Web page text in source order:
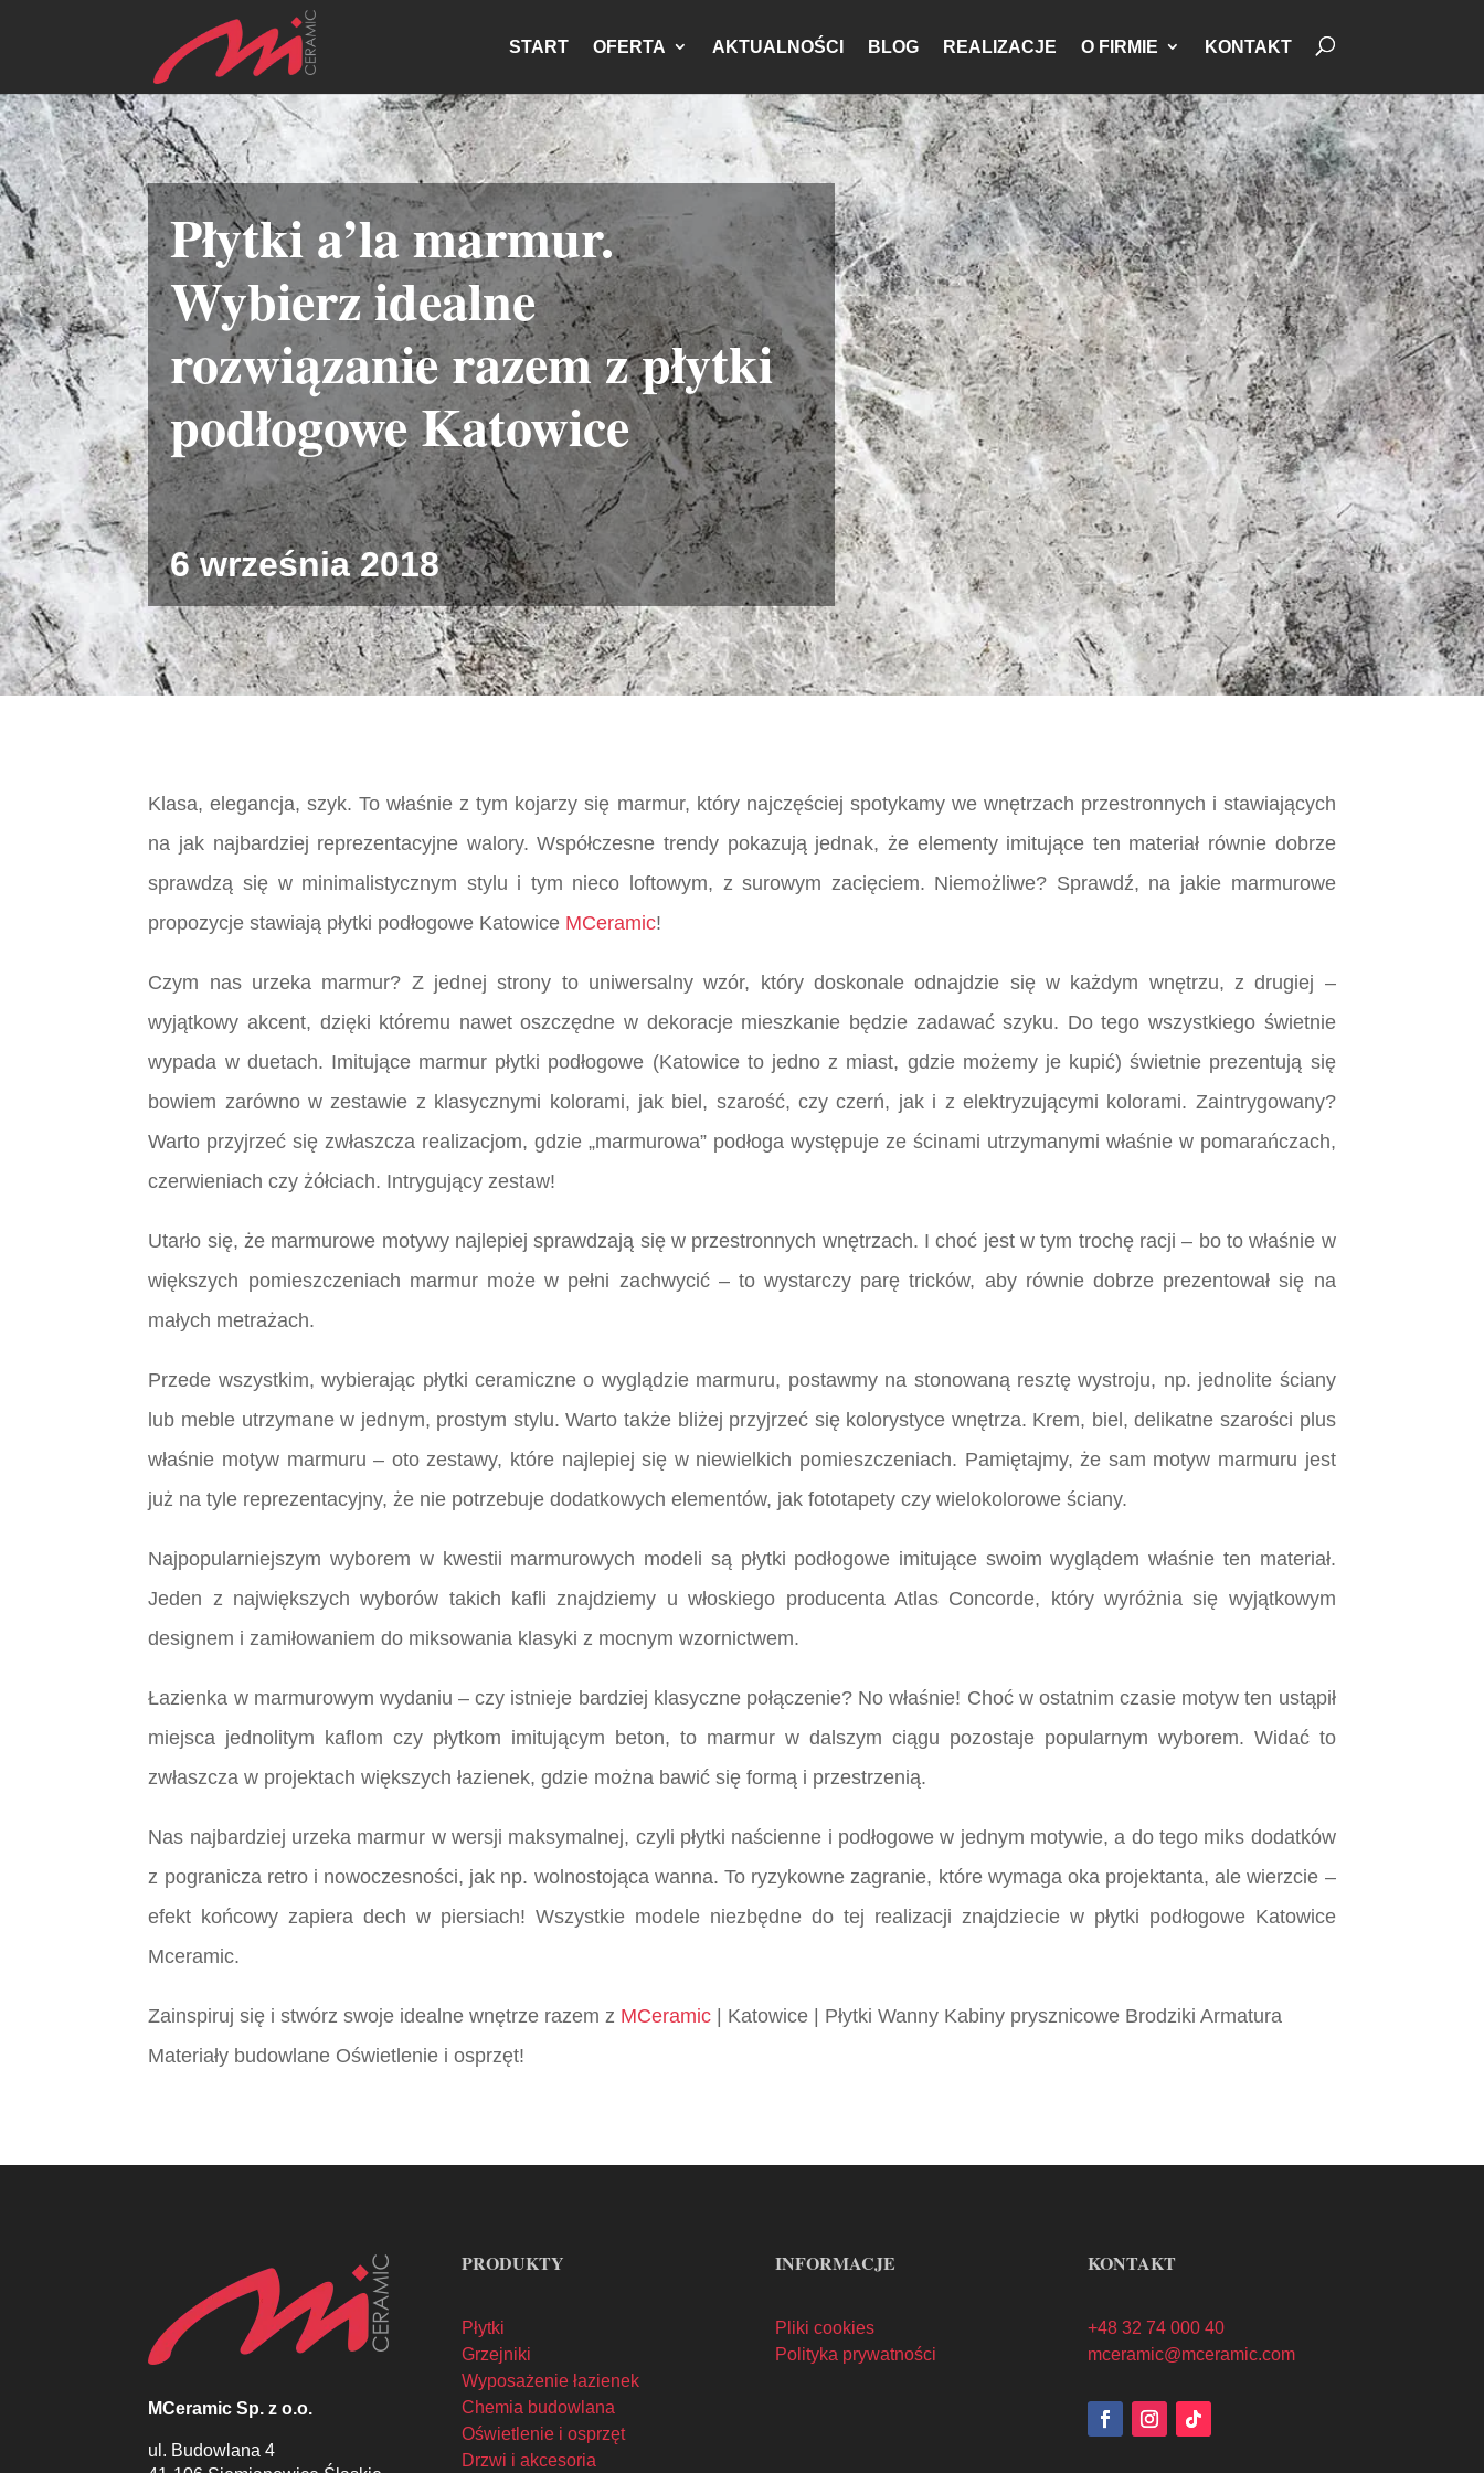
START OFERTA AKTUALNOŚCI BLOG REALIZACJE O FIRMIE KONTAKT
Płytki a’la marmur.
Wybierz idealne
rozwiązanie razem z płytki
podłogowe Katowice
6 września 2018
Klasa, elegancja, szyk. To właśnie z tym kojarzy się marmur, który najczęściej spotykamy we wnętrzach przestronnych i stawiających
na jak najbardziej reprezentacyjne walory. Współczesne trendy pokazują jednak, że elementy imitujące ten materiał równie dobrze
sprawdzą się w minimalistycznym stylu i tym nieco loftowym, z surowym zacięciem. Niemożliwe? Sprawdź, na jakie marmurowe
propozycje stawiają płytki podłogowe Katowice MCeramic!
Czym nas urzeka marmur? Z jednej strony to uniwersalny wzór, który doskonale odnajdzie się w każdym wnętrzu, z drugiej –
wyjątkowy akcent, dzięki któremu nawet oszczędne w dekoracje mieszkanie będzie zadawać szyku. Do tego wszystkiego świetnie
wypada w duetach. Imitujące marmur płytki podłogowe (Katowice to jedno z miast, gdzie możemy je kupić) świetnie prezentują się
bowiem zarówno w zestawie z klasycznymi kolorami, jak biel, szarość, czy czerń, jak i z elektryzującymi kolorami. Zaintrygowany?
Warto przyjrzeć się zwłaszcza realizacjom, gdzie „marmurowa” podłoga występuje ze ścinami utrzymanymi właśnie w pomarańczach,
czerwieniach czy żółciach. Intrygujący zestaw!
Utarło się, że marmurowe motywy najlepiej sprawdzają się w przestronnych wnętrzach. I choć jest w tym trochę racji – bo to właśnie w
większych pomieszczeniach marmur może w pełni zachwycić – to wystarczy parę tricków, aby równie dobrze prezentował się na
małych metrażach.
Przede wszystkim, wybierając płytki ceramiczne o wyglądzie marmuru, postawmy na stonowaną resztę wystroju, np. jednolite ściany
lub meble utrzymane w jednym, prostym stylu. Warto także bliżej przyjrzeć się kolorystyce wnętrza. Krem, biel, delikatne szarości plus
właśnie motyw marmuru – oto zestawy, które najlepiej się w niewielkich pomieszczeniach. Pamiętajmy, że sam motyw marmuru jest
już na tyle reprezentacyjny, że nie potrzebuje dodatkowych elementów, jak fototapety czy wielokolorowe ściany.
Najpopularniejszym wyborem w kwestii marmurowych modeli są płytki podłogowe imitujące swoim wyglądem właśnie ten materiał.
Jeden z największych wyborów takich kafli znajdziemy u włoskiego producenta Atlas Concorde, który wyróżnia się wyjątkowym
designem i zamiłowaniem do miksowania klasyki z mocnym wzornictwem.
Łazienka w marmurowym wydaniu – czy istnieje bardziej klasyczne połączenie? No właśnie! Choć w ostatnim czasie motyw ten ustąpił
miejsca jednolitym kaflom czy płytkom imitującym beton, to marmur w dalszym ciągu pozostaje popularnym wyborem. Widać to
zwłaszcza w projektach większych łazienek, gdzie można bawić się formą i przestrzenią.
Nas najbardziej urzeka marmur w wersji maksymalnej, czyli płytki naścienne i podłogowe w jednym motywie, a do tego miks dodatków
z pogranicza retro i nowoczesności, jak np. wolnostojąca wanna. To ryzykowne zagranie, które wymaga oka projektanta, ale wierzcie –
efekt końcowy zapiera dech w piersiach! Wszystkie modele niezbędne do tej realizacji znajdziecie w płytki podłogowe Katowice
Mceramic.
Zainspiruj się i stwórz swoje idealne wnętrze razem z MCeramic | Katowice | Płytki Wanny Kabiny prysznicowe Brodziki Armatura
Materiały budowlane Oświetlenie i osprzęt!
MCeramic Sp. z o.o.
ul. Budowlana 4
PRODUKTY
Płytki
Grzejniki
Wyposażenie łazienek
Chemia budowlana
Oświetlenie i osprzęt
Drzwi i akcesoria
INFORMACJE
Pliki cookies
Polityka prywatności
KONTAKT
+48 32 74 000 40
mceramic@mceramic.com